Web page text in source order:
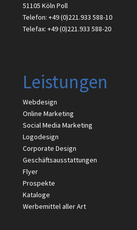
51105 Köln Poll
Telefon: +49 (0)221.933 588-10
Telefax: +49 (0)221.933 588-20
Leistungen
Webdesign
Online Marketing
Social Media Marketing
Logodesign
Corporate Design
Geschäftsausstattungen
Flyer
Prospekte
Kataloge
Werbemittel aller Art